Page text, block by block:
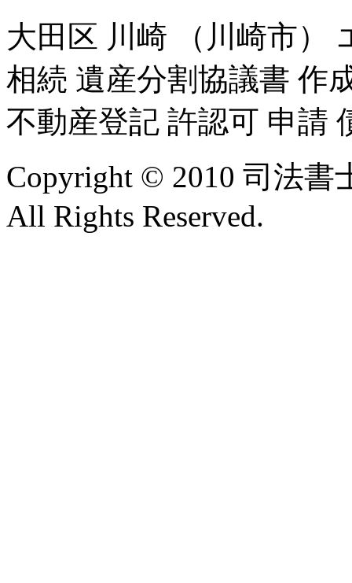
大田区 川崎 （川崎市）
相続 遺産分割協議書 作
不動産登記 許認可 申請
Copyright © 2010 司法
All Rights Reserved.